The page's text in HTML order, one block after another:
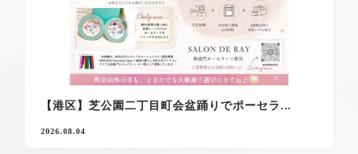
【港区】芝公園二丁目町会盆踊りでポーセラ...
2026.08.04